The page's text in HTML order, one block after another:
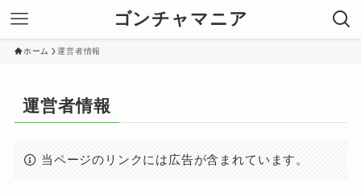
ゴンチャマニア
ホーム 運営者情報
運営者情報
当ページのリンクには広告が含まれています。